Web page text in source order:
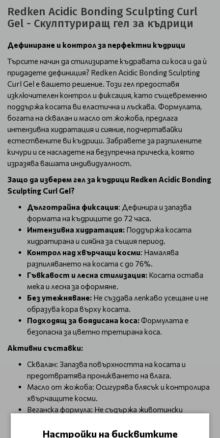
Redken Acidic Bonding Sculpting Curl
Gel - Скулптуриращ гел за къдрици
Дефиниране и контрол за перфектни къдрици
Търсите начин да стилизирате къдравата си коса и да ѝ
придадете дефиниция? Redken Acidic Bonding Sculpting
Curl Gel е вашето решение. Този гел предоставя
изключителен контрол и фиксация, като същевременно
поддържа косата ви еластична и лъскава. Формулата,
богата на сквалан и масло от жожоба, предлага
интензивна хидратация и сияние, подчертавайки
естествените ви къдрици. Забравете за разпилените
кичури и се насладете на безупречна прическа, която
изразява вашата индивидуалност.
Защо да изберем гел за къдрици Redken Acidic Bonding
Sculpting Curl Gel?
Дълготрайна фиксация: Дефинира и запазва
формата на къдриците до 72 часа.
Интензивна хидратация: Поддържа косата
хидратирана и сияйна за същия период.
Контрол над хвърчащи косми: Намалява
разпиляването на косата с до 76%.
Гъвкавост и лесна стилизация: Косата остава
мека и лесна за оформяне.
Без утежняване: Не създава лепкаво усещане и не
образува кора върху косата.
Подходящ за боядисана коса:Формулата е
безопасна за цветно третирана коса.
Активни съставки:
Сквалан: Запазва повърхността на косата и
предотвратява проникването на влага.
Масло от жожоба: Осигурява блясък и контролира
хвърчащите косми.
Веганска формула: Не съдържа животински
Без силикони и минерални масла: Формулата е без
Настройки на бисквитките